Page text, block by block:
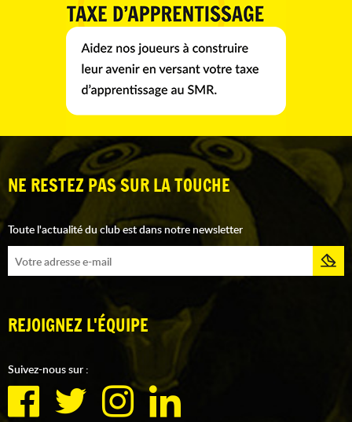
NE RESTEZ PAS SUR LA TOUCHE
Toute l'actualité du club est dans notre newsletter
REJOIGNEZ L'ÉQUIPE
Suivez-nous sur :